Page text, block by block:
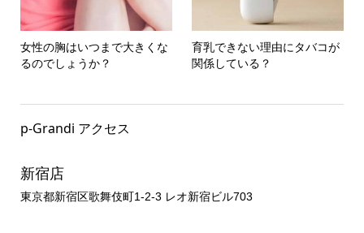
女性の胸はいつまで大きくな
るのでしょうか？
育乳できない理由にタバコが
関係している？
p-Grandi アクセス
新宿店
東京都新宿区歌舞伎町1-2-3 レオ新宿ビル703